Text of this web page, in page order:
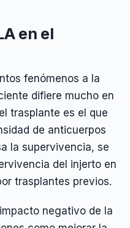
en el
fenómenos a la
difiere mucho en
trasplante es el que
de anticuerpos
la supervivencia, se
del injerto en
trasplantes previos.
negativo de la